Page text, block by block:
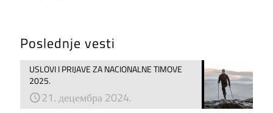
Poslednje vesti
USLOVI I PRIJAVE ZA NACIONALNE TIMOVE
2025.
21. децембра 2024.